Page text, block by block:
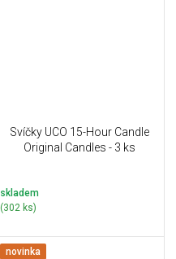
Svíčky UCO 15-Hour Candle
Original Candles - 3 ks
skladem
(302 ks)
novinka